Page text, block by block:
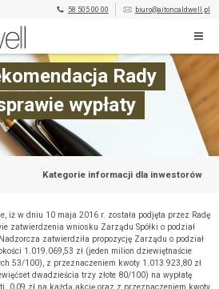
58 505 00 00 biuro@aitoncaldwell.pl
Rady
wypłaty
Kategorie informacji dla inwestorów
iż w dniu 10 maja 2016 r. została podjęta przez Radę
zatwierdzenia wniosku Zarządu Spółki o podział
zatwierdziła propozycję Zarządu o podział
1.019.069,53 zł (jeden milion dziewiętnaście
53/100), z przeznaczeniem kwoty 1.013.923,80 zł
dwadzieścia trzy złote 80/100) na wypłatę